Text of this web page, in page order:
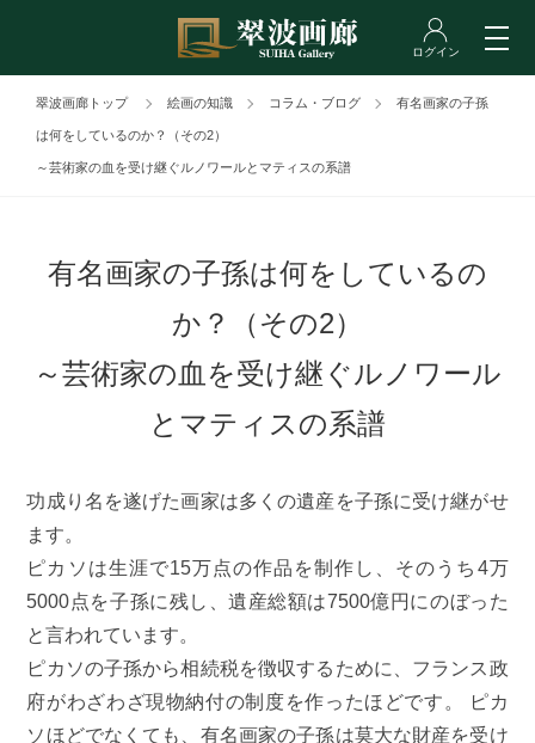
翠波画廊トップ 絵画の知識 コラム・ブログ 有名画家の子孫
は何をしているのか？（その2）
～芸術家の血を受け継ぐルノワールとマティスの系譜
有名画家の子孫は何をしているの
か？（その2）
～芸術家の血を受け継ぐルノワール
とマティスの系譜
功成り名を遂げた画家は多くの遺産を子孫に受け継がせ
ます。
ピカソは生涯で15万点の作品を制作し、そのうち4万
5000点を子孫に残し、遺産総額は7500億円にのぼった
と言われています。
ピカソの子孫から相続税を徴収するために、フランス政
府がわざわざ現物納付の制度を作ったほどです。 ピカ
ソほどでなくても、有名画家の子孫は莫大な財産を受け